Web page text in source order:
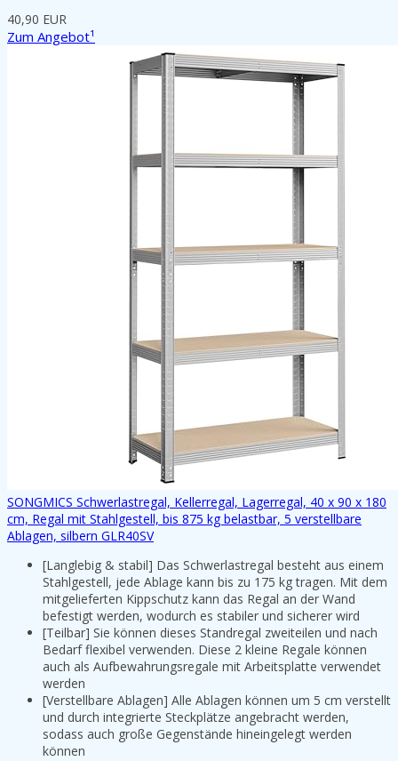
40,90 EUR
Zum Angebot¹
SONGMICS Schwerlastregal, Kellerregal, Lagerregal, 40 x 90 x 180
cm, Regal mit Stahlgestell, bis 875 kg belastbar, 5 verstellbare
Ablagen, silbern GLR40SV
[Langlebig & stabil] Das Schwerlastregal besteht aus einem
Stahlgestell, jede Ablage kann bis zu 175 kg tragen. Mit dem
mitgelieferten Kippschutz kann das Regal an der Wand
befestigt werden, wodurch es stabiler und sicherer wird
[Teilbar] Sie können dieses Standregal zweiteilen und nach
Bedarf flexibel verwenden. Diese 2 kleine Regale können
auch als Aufbewahrungsregale mit Arbeitsplatte verwendet
werden
[Verstellbare Ablagen] Alle Ablagen können um 5 cm verstellt
und durch integrierte Steckplätze angebracht werden,
sodass auch große Gegenstände hineingelegt werden
können